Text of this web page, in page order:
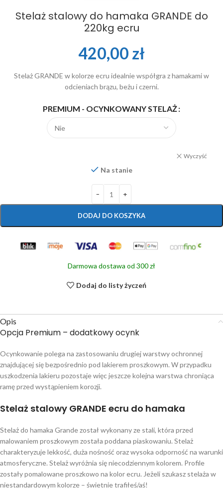
Stelaż stalowy do hamaka GRANDE do
220kg ecru
420,00 zł
Stelaż GRANDE w kolorze ecru idealnie współgra z hamakami w
odcieniach brązu, beżu i czerni.
PREMIUM - OCYNKOWANY STELAŻ
Wyczyść
Na stanie
DODAJ DO KOSZYKA
Darmowa dostawa od 300 zł
Dodaj do listy życzeń
Opis
Opcja Premium – dodatkowy ocynk
Ocynkowanie polega na zastosowaniu drugiej warstwy ochronnej
znajdującej się bezpośrednio pod lakierem proszkowym. W przypadku
uszkodzenia lakieru pozostaje więc jeszcze kolejna warstwa chroniąca
ramę przed wystąpieniem korozji.
Stelaż stalowy GRANDE ecru do hamaka
Stelaż do hamaka Grande został wykonany ze stali, która przed
malowaniem proszkowym została poddana piaskowaniu. Stelaż
charakteryzuje lekkość, duża nośność oraz wysoka odporność na warunki
atmosferyczne. Stelaż wyróżnia się niecodziennym kolorem. Profile
zostały pomalowane proszkowo na kolor ecru. Jeżeli szukasz stelaża w
niestandardowym kolorze – świetnie trafiłeś/aś!